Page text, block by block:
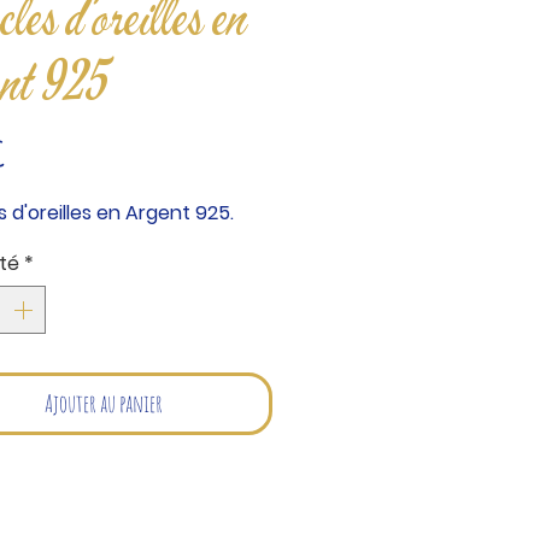
d'oreilles en
925
d'oreilles en Argent 925.
*
Ajouter au panier